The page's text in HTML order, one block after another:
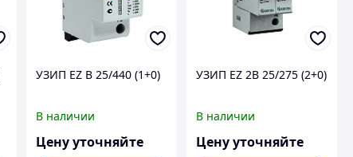
УЗИП EZ B 25/440 (1+0)
В наличии
Цену уточняйте
УЗИП EZ 2B 25/275 (2+0)
В наличии
Цену уточняйте